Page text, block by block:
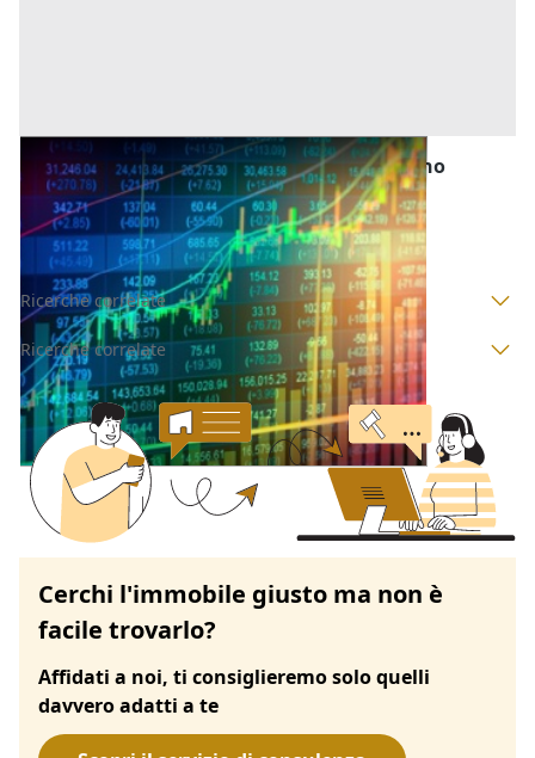
Titoli (Azioni, Bot, Cct Etc) all'asta a Oristano
Oristano (Oristano)
Asta chiusa
Ricerche correlate
Ricerche correlate
Cerchi l'immobile giusto ma non è
facile trovarlo?
Affidati a noi, ti consiglieremo solo quelli
davvero adatti a te